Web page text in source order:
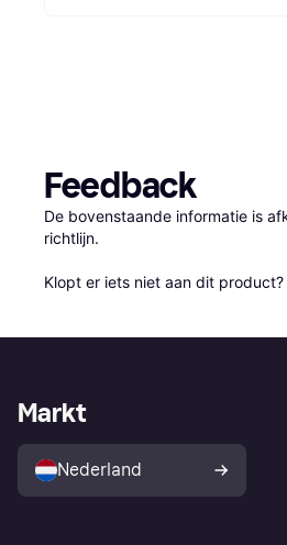
Feedback
De bovenstaande informatie is
richtlijn.
Klopt er iets niet aan dit product?
Markt
Nederland